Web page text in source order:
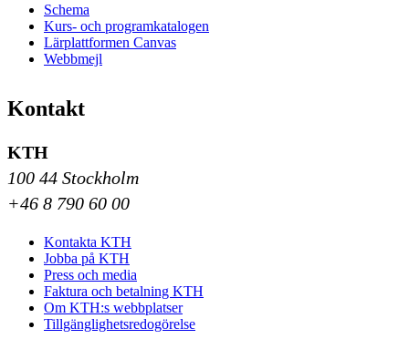
Schema
Kurs- och programkatalogen
Lärplattformen Canvas
Webbmejl
Kontakt
KTH
100 44 Stockholm
+46 8 790 60 00
Kontakta KTH
Jobba på KTH
Press och media
Faktura och betalning KTH
Om KTH:s webbplatser
Tillgänglighetsredogörelse